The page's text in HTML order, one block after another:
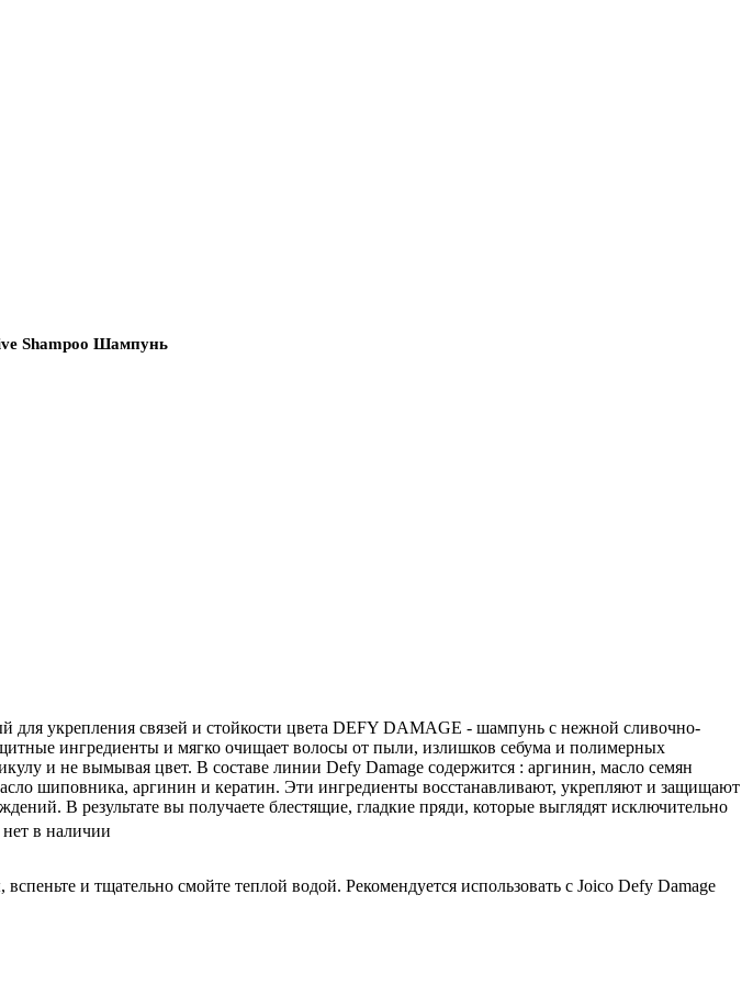
Shampoo Шампунь
укрепления связей и стойкости цвета DEFY DAMAGE - шампунь с нежной сливочно-
ингредиенты и мягко очищает волосы от пыли, излишков себума и полимерных
и не вымывая цвет. В составе линии Defy Damage содержится : аргинин, масло семян
шиповника, аргинин и кератин. Эти ингредиенты восстанавливают, укрепляют и защищают
В результате вы получаете блестящие, гладкие пряди, которые выглядят исключительно
и тщательно смойте теплой водой. Рекомендуется использовать с Joico Defy Damage
в наличии